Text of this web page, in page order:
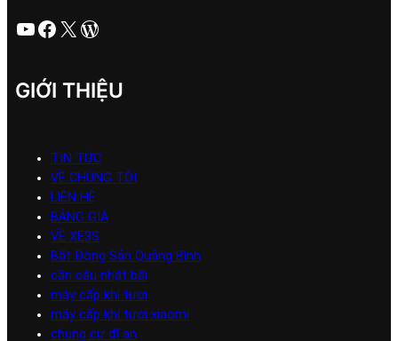
Youtube Facebook X WordPress
GIỚI THIỆU
TIN TỨC
VỀ CHÚNG TÔI
LIÊN HỆ
BẢNG GIÁ
VỀ XE3S
Bất Động Sản Quảng Bình
cần câu nhật bãi
máy cấp khí tươi
máy cấp khí tươi xiaomi
chung cư dĩ an